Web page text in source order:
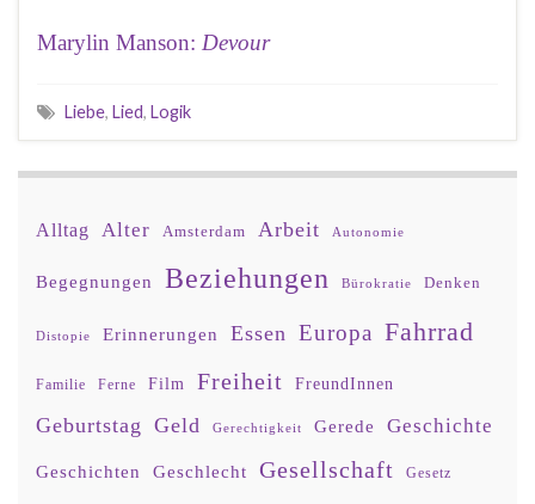
Marylin Manson: Devour
Liebe, Lied, Logik
Alltag Alter Amsterdam Arbeit Autonomie
Begegnungen Beziehungen Bürokratie Denken
Distopie Erinnerungen Essen Europa Fahrrad
Familie Ferne Film Freiheit FreundInnen
Geburtstag Geld Gerechtigkeit Gerede Geschichte
Geschichten Geschlecht Gesellschaft Gesetz